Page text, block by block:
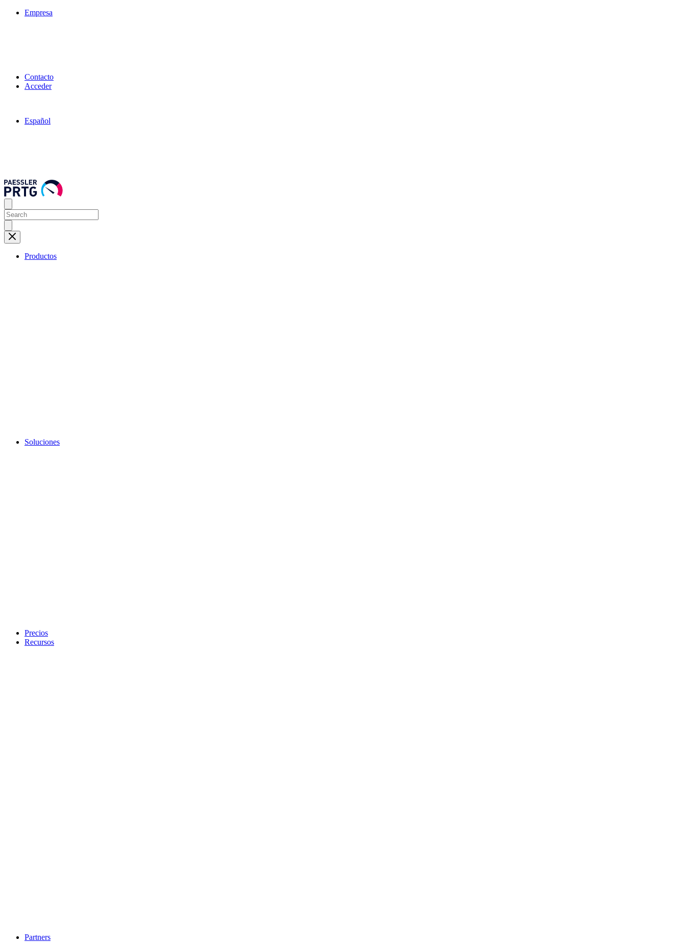
Empresa
Contacto
Acceder
Español
Productos
Soluciones
Precios
Recursos
Partners